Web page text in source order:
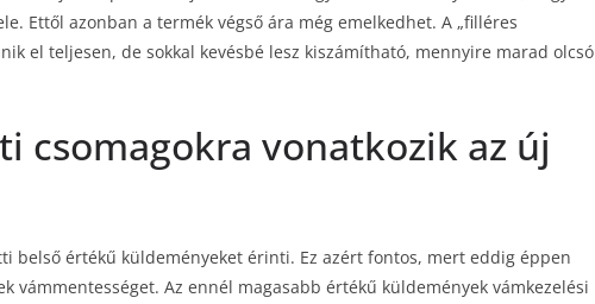
Ettől azonban a termék végső ára még emelkedhet. A „filléres
el teljesen, de sokkal kevésbé lesz kiszámítható, mennyire marad olcsó
csomagokra vonatkozik az új
belső értékű küldeményeket érinti. Ez azért fontos, mert eddig éppen
vámmentességet. Az ennél magasabb értékű küldemények vámkezelési